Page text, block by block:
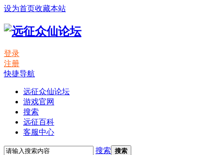
设为首页收藏本站
登录
注册
快捷导航
远征众仙论坛
游戏官网
搜索
远征百科
客服中心
搜索 搜索